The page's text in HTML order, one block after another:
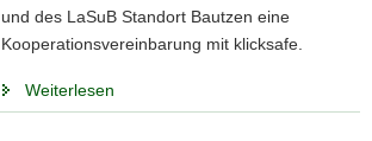
und des LaSuB Standort Bautzen eine
Kooperationsvereinbarung mit klicksafe.
Weiterlesen